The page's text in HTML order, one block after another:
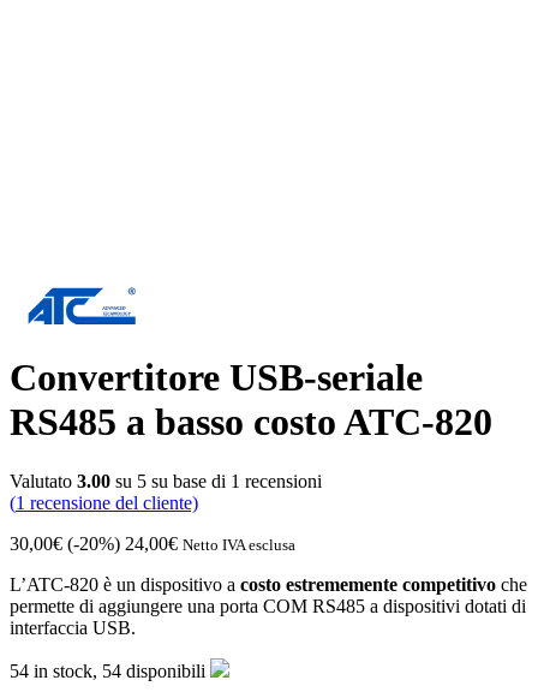
Convertitore USB-seriale
RS485 a basso costo ATC-820
Valutato 3.00 su 5 su base di 1 recensioni
(1 recensione del cliente)
30,00€ (-20%) 24,00€ Netto IVA esclusa
L’ATC-820 è un dispositivo a costo estrememente competitivo che
permette di aggiungere una porta COM RS485 a dispositivi dotati di
interfaccia USB.
54 in stock, 54 disponibili